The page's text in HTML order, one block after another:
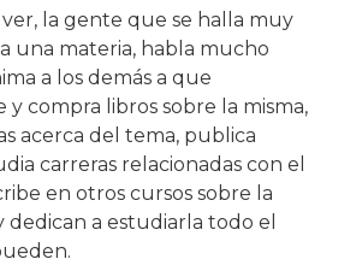
la gente que se halla muy
una materia, habla mucho
a los demás a que
y compra libros sobre la misma,
acerca del tema, publica
carreras relacionadas con el
en otros cursos sobre la
dedican a estudiarla todo el